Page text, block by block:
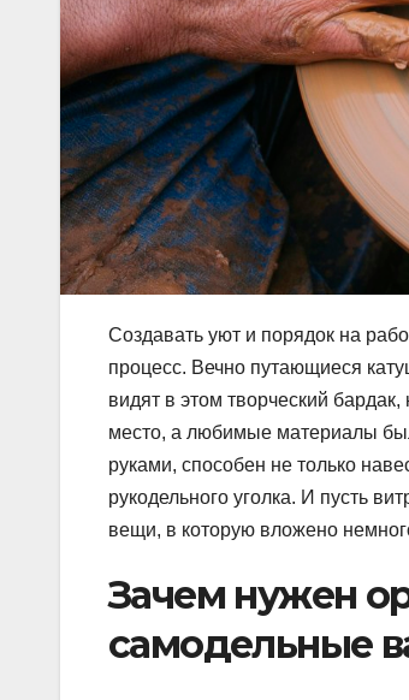
Создавать уют и порядок на
процесс. Вечно путающиеся
видят в этом творческий
место, а любимые материалы
руками, способен не только
рукодельного уголка. И пусть
вещи, в которую вложено
Зачем нужен
самодельные